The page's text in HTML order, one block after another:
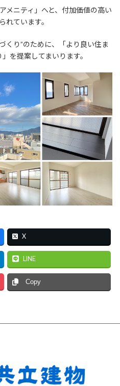
メニティ」へと、付加価値の高い
れています。
くり”のために、「より良い住ま
を提案してまいります。
X
LINE
Copy